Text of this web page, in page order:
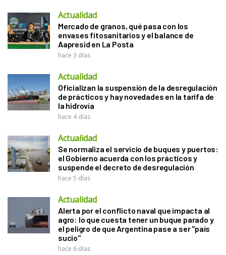
Actualidad
Mercado de granos, qué pasa con los
envases fitosanitarios y el balance de
Aapresid en La Posta
hace 3 días
Actualidad
Oficializan la suspensión de la desregulación
de prácticos y hay novedades en la tarifa de
la hidrovía
hace 4 días
Actualidad
Se normaliza el servicio de buques y puertos:
el Gobierno acuerda con los prácticos y
suspende el decreto de desregulación
hace 5 días
Actualidad
Alerta por el conflicto naval que impacta al
agro: lo que cuesta tener un buque parado y
el peligro de que Argentina pase a ser "país
sucio"
hace 6 días